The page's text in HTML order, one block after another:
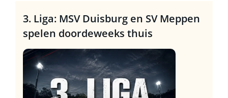
3. Liga: MSV Duisburg en SV Meppen
spelen doordeweeks thuis